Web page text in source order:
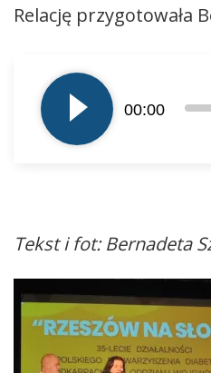
Relację przygotowała
plików
dźwiękowych
00:00
Tekst i fot: Bernadeta